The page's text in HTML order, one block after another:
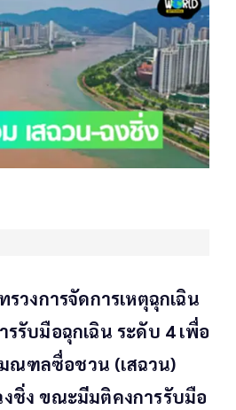
วงการจัดการเหตุฉุกเฉิน
รับมือฉุกเฉิน ระดับ 4 เพื่อ
ณฑลซื่อชวน (เสฉวน)
ชิ่ง ขณะมีมติคงการรับมือ